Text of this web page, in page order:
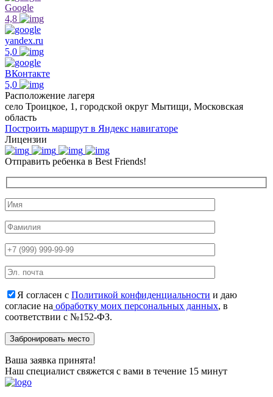
Google
4,8
yandex.ru
5,0
ВКонтакте
5,0
Расположение лагеря
село Троицкое, 1, городской округ Мытищи, Московская
область
Построить маршрут в Яндекс навигаторе
Лицензии
Отправить ребенка в Best Friends!
Я согласен с Политикой конфиденциальности и даю
согласие на обработку моих персональных данных, в
соответствии с №152-ФЗ.
Ваша заявка принята!
Наш специалист свяжется с вами в течение 15 минут